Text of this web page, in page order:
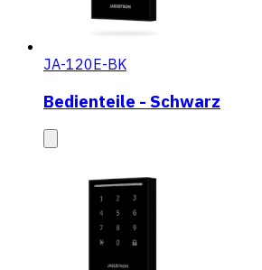
JA-120E-BK
Bedienteile - Schwarz